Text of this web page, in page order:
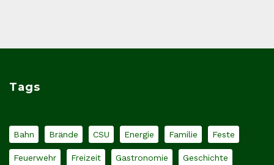
Tags
Bahn Brände CSU Energie Familie Feste
Feuerwehr Freizeit Gastronomie Geschichte